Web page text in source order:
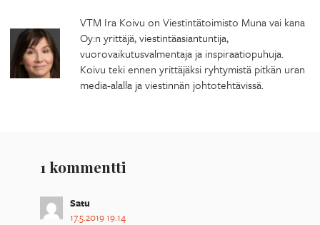
VTM Ira Koivu on Viestintätoimisto Muna vai kana
Oy:n yrittäjä, viestintäasiantuntija,
vuorovaikutusvalmentaja ja inspiraatiopuhuja.
Koivu teki ennen yrittäjäksi ryhtymistä pitkän uran
media-alalla ja viestinnän johtotehtävissä.
1 kommentti
Satu
17.5.2019 19.14